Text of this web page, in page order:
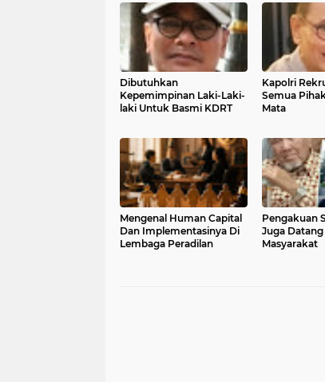
Dibutuhkan
Kepemimpinan Laki-Laki-
laki Untuk Basmi KDRT
Kapolri
Semua
Mata
Mengenal Human Capital
Dan Implementasinya Di
Lembaga Peradilan
Pengakuan
Juga Datang
Masyarakat